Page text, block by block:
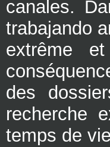
canales.
trabajando
extrême
des
recherche
temps de